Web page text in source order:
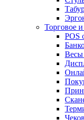
Торговое
POS
Весы